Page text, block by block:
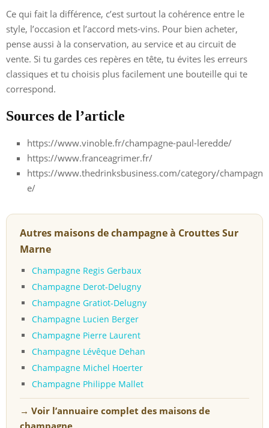
Ce qui fait la différence, c’est surtout la cohérence entre le
style, l’occasion et l’accord mets-vins. Pour bien acheter,
pense aussi à la conservation, au service et au circuit de
vente. Si tu gardes ces repères en tête, tu évites les erreurs
classiques et tu choisis plus facilement une bouteille qui te
correspond.
Sources de l’article
https://www.vinoble.fr/champagne-paul-leredde/
https://www.franceagrimer.fr/
https://www.thedrinksbusiness.com/category/champagn
e/
Autres maisons de champagne à Crouttes Sur
Marne
Champagne Regis Gerbaux
Champagne Derot-Delugny
Champagne Gratiot-Delugny
Champagne Lucien Berger
Champagne Pierre Laurent
Champagne Lévêque Dehan
Champagne Michel Hoerter
Champagne Philippe Mallet
→ Voir l’annuaire complet des maisons de
champagne